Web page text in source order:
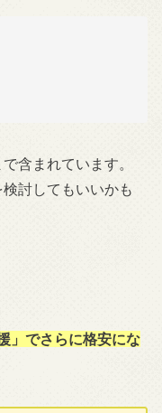
含まれています。
討してもいいかも
」でさらに格安にな